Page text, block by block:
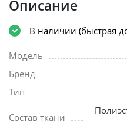
Описание
В наличии (быстрая
Модель
Бренд
Тип
Состав ткани